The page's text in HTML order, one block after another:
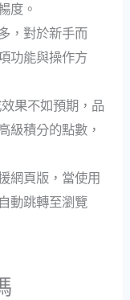
度。
，對於新手而
功能與操作方
果不如預期，品
級積分的點數，
網頁版，當使用
動跳轉至瀏覽